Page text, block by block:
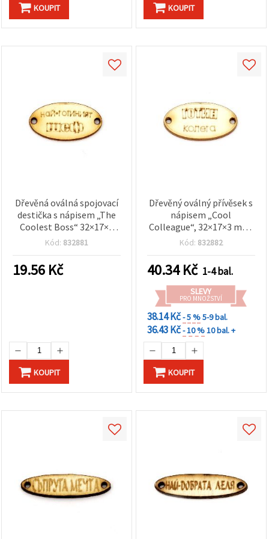
"Uložit" KOUPIT KOUPIT
Dřevěná oválná spojovací
destička s nápisem „The
Coolest Boss“ 32×17×3
mm, otvory 2 mm – 10 ks
Kód: 832881
19.56 Kč
KOUPIT
Dřevěný oválný přívěsek s
nápisem „Cool
Colleague“, 32×17×3 mm,
otvor 2 mm – 10 ks
Kód: 832882
40.34Kč 1-4 bal.
SLEVY
PRO MNOŽSTVÍ
38.14 Kč- 5 %5-9 bal.
36.43 Kč- 10 %10 bal. +
KOUPIT